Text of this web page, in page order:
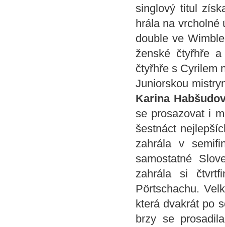
singlový titul
hrála na vrcholné
double ve
ženské čtyřhře
čtyřhře s Cyrilem
Juniorskou
Karina
se prosazovat i
šestnáct
zahrála v
samostatné
zahrála si
Pörtschachu.
která dvakrát po
brzy se